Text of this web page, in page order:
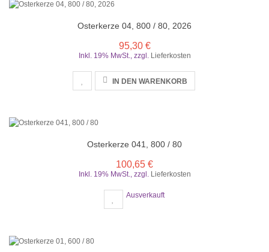
Osterkerze 04, 800 / 80, 2026
95,30 €
Inkl. 19% MwSt. zzgl. Lieferkosten
IN DEN WARENKORB
Osterkerze 041, 800 / 80
100,65 €
Inkl. 19% MwSt., zzgl. Lieferkosten
Ausverkauft